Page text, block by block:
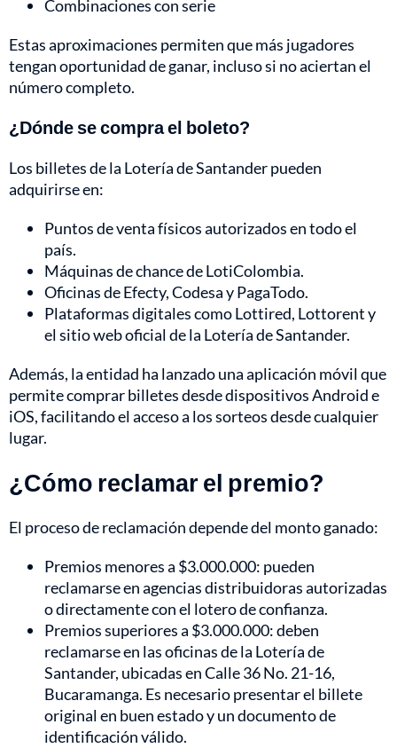
Combinaciones con serie
Estas aproximaciones permiten que más jugadores
tengan oportunidad de ganar, incluso si no aciertan el
número completo.
¿Dónde se compra el boleto?
Los billetes de la Lotería de Santander pueden
adquirirse en:
Puntos de venta físicos autorizados en todo el
país.
Máquinas de chance de LotiColombia.
Oficinas de Efecty, Codesa y PagaTodo.
Plataformas digitales como Lottired, Lottorent y
el sitio web oficial de la Lotería de Santander.
Además, la entidad ha lanzado una aplicación móvil que
permite comprar billetes desde dispositivos Android e
iOS, facilitando el acceso a los sorteos desde cualquier
lugar.
¿Cómo reclamar el premio?
El proceso de reclamación depende del monto ganado:
Premios menores a $3.000.000: pueden
reclamarse en agencias distribuidoras autorizadas
o directamente con el lotero de confianza.
Premios superiores a $3.000.000: deben
reclamarse en las oficinas de la Lotería de
Santander, ubicadas en Calle 36 No. 21-16,
Bucaramanga. Es necesario presentar el billete
original en buen estado y un documento de
identificación válido.